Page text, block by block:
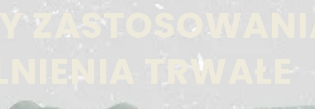
ZASTOSOWANIA
TRWAŁE